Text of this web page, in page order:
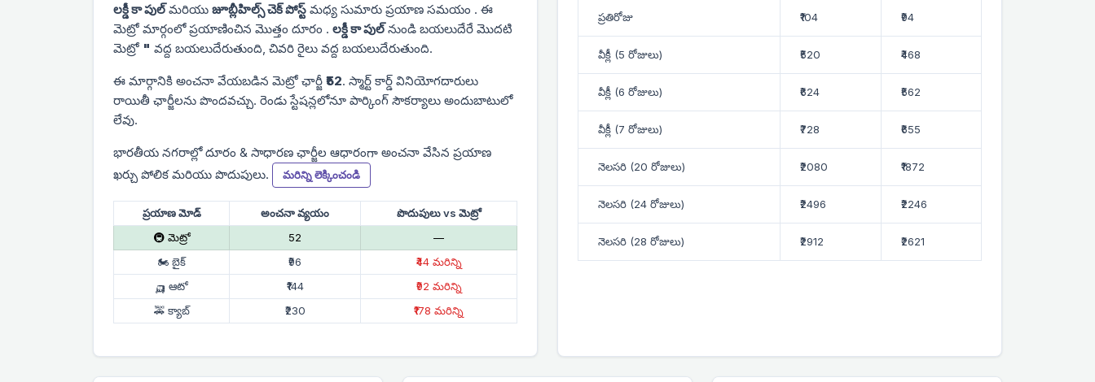
లక్డీ కా పుల్మరియు జూబ్లీహిల్స్ చెక్ పోస్ట్ మధ్య సుమారు ప్రయాణ సమయం . ఈ
మెట్రో మార్గంలో ప్రయాణించిన మొత్తం దూరం . లక్డీ కా పుల్నుండి బయలుదేరే మొదటి
మెట్రో " వద్ద బయలుదేరుతుంది, చివరి రైలు వద్ద బయలుదేరుతుంది.
ఈ మార్గానికి అంచనా వేయబడిన మెట్రో ఛార్జీ ₹52. స్మార్ట్ కార్డ్ వినియోగదారులు
రాయితీ ఛార్జీలను పొందవచ్చు. రెండు స్టేషన్లలోనూ పార్కింగ్ సౌకర్యాలు అందుబాటులో
లేవు.
భారతీయ నగరాల్లో దూరం & సాధారణ ఛార్జీల ఆధారంగా అంచనా వేసిన ప్రయాణ
ఖర్చు పోలిక మరియు పొదుపులు.
మరిన్ని లెక్కించండి
ప్రయాణ మోడ్ అంచనా వ్యయం
పొదుపులు vs మెట్రో
🚇 మెట్రో
₹52
—
🏍 బైక్
₹96
₹44 మరిన్ని
🛺 ఆటో
₹144
₹92 మరిన్ని
🚕 క్యాబ్
₹230 ₹178 మరిన్ని
ప్రతిరోజు ₹104 ₹94
వీక్లీ (5 రోజులు) ₹520 ₹468
వీక్లీ (6 రోజులు) ₹624 ₹562
వీక్లీ (7 రోజులు) ₹728 ₹655
నెలసరి (20 రోజులు) ₹2080 ₹1872
నెలసరి (24 రోజులు) ₹2496 ₹2246
నెలసరి (28 రోజులు) ₹2912 ₹2621